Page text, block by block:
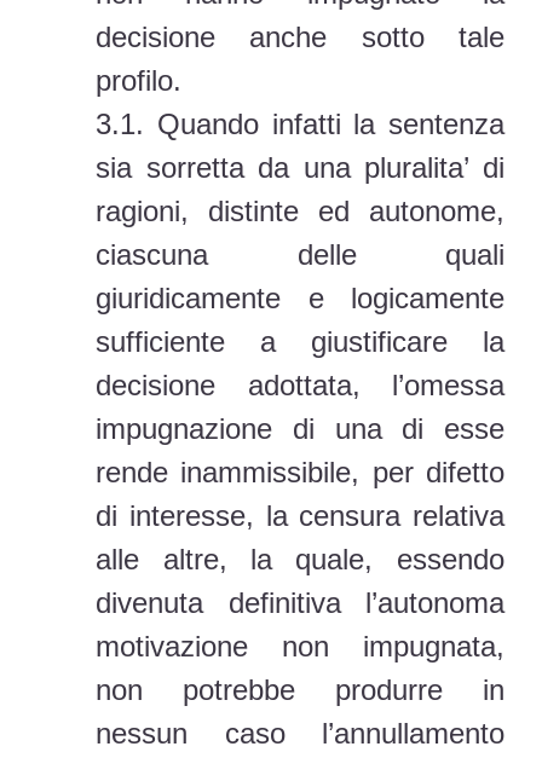
decisione anche sotto tale
profilo.
3.1. Quando infatti la sentenza
sia sorretta da una pluralita’ di
ragioni, distinte ed autonome,
ciascuna delle quali
giuridicamente e logicamente
sufficiente a giustificare la
decisione adottata, l’omessa
impugnazione di una di esse
rende inammissibile, per difetto
di interesse, la censura relativa
alle altre, la quale, essendo
divenuta definitiva l’autonoma
motivazione non impugnata,
non potrebbe produrre in
nessun caso l’annullamento